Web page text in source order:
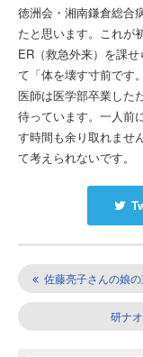
徳洲会・湘南鎌倉総合
たと思います。これが
ER（救急外来）を課
て「体を壊す寸前です
医師は医学部卒業した
待っています。一人前
す時間も余り取れませ
て考えられないです。
佐藤亮子さんの娘
研ナ